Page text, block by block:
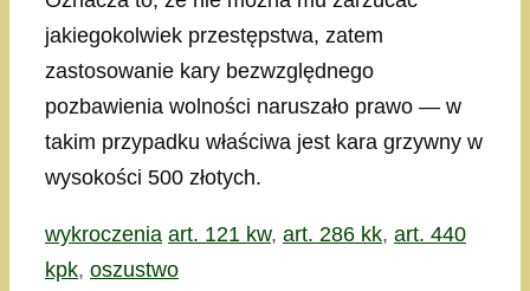
jakiegokolwiek przestępstwa, zatem
zastosowanie kary bezwzględnego
pozbawienia wolności naruszało prawo — w
takim przypadku właściwa jest kara grzywny w
wysokości 500 złotych.
Kategorie
wykroczenia Tagi
art. 121 kw, art. 286 kk, art. 440
kpk, oszustwo